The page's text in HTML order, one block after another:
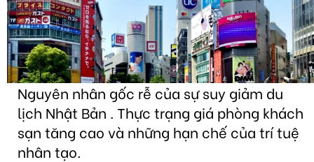
Nguyên nhân gốc rễ của sự suy giảm du
lịch Nhật Bản . Thực trạng giá phòng khách
sạn tăng cao và những hạn chế của trí tuệ
nhân tạo.